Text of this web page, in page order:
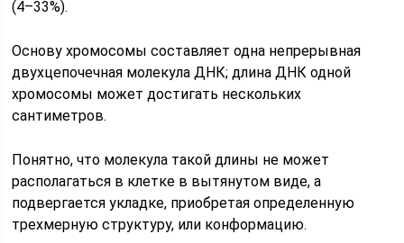
(4–33%).
Основу хромосомы составляет одна непрерывная
двухцепочечная молекула ДНК; длина ДНК одной
хромосомы может достигать нескольких
сантиметров.
Понятно, что молекула такой длины не может
располагаться в клетке в вытянутом виде, а
подвергается укладке, приобретая определенную
трехмерную структуру, или конформацию.